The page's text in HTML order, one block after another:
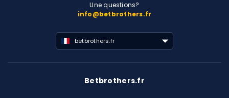
Une questions?
info@betbrothers.fr
betbrothers.fr
Betbrothers.fr